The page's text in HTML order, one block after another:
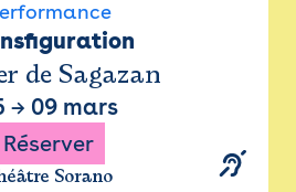
de Sagazan
→ 09 mars
Réserver
Sorano